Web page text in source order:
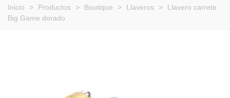
Inicio > Productos > Boutique > Llaveros >
Llavero carrete
Big Game dorado